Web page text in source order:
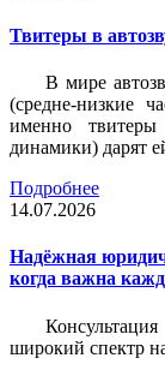
Твитеры в
В мире
(средне-низкие
именно
динамики) дарят
Подробнее
14.07.2026
Надёжная
когда важна
широкий спектр